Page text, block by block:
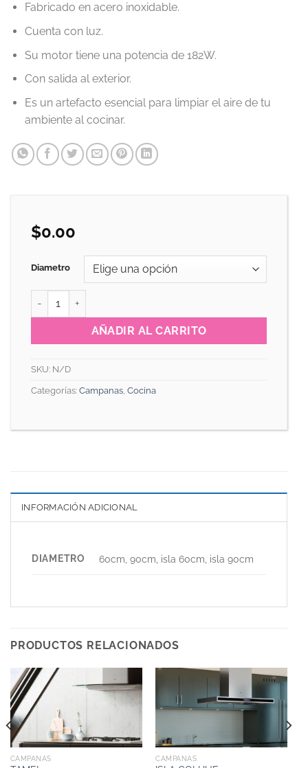
Fabricado en acero inoxidable.
Cuenta con luz.
Su motor tiene una potencia de 182W.
Con salida al exterior.
Es un artefacto esencial para limpiar el aire de tu
ambiente al cocinar.
$0.00
Diametro
AÑADIR AL CARRITO
SKU: N/D
Categorías: Campanas Cocina
INFORMACIÓN ADICIONAL
DIAMETRO 60cm, 90cm, isla 60cm, isla 90cm
PRODUCTOS RELACIONADOS
CAMPANAS CAMPANAS